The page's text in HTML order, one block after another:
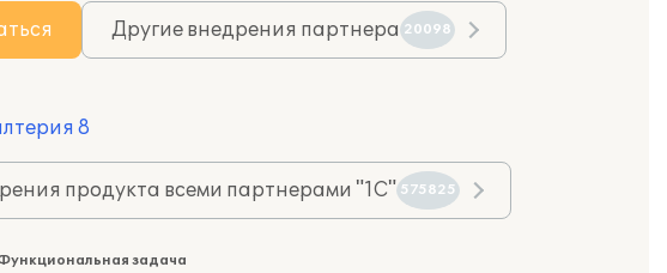
Другие внедрения партнера 20098
8
продукта всеми партнерами "1С" 575825
задача